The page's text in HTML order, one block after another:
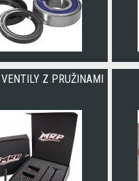
VENTILY Z PRUŽINAMI